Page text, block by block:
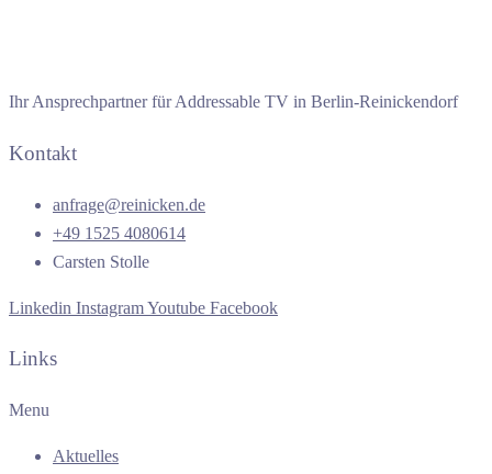
Ihr Ansprechpartner für Addressable TV in Berlin-Reinickendorf
Kontakt
anfrage@reinicken.de
+49 1525 4080614
Carsten Stolle
Linkedin InstagramYoutube Facebook
Links
Menu
Aktuelles